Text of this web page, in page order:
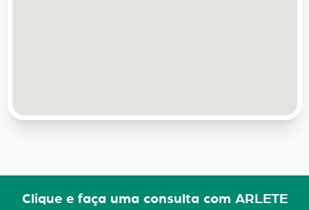
Clique e faça uma consulta com ARLETE